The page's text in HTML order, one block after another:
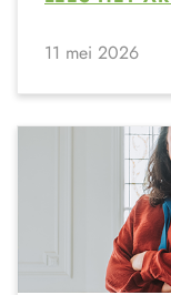
11 mei 2026